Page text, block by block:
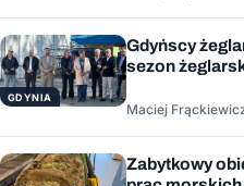
GDYNIA
Gdyńscy
sezon
Maciej
Zabytkowy